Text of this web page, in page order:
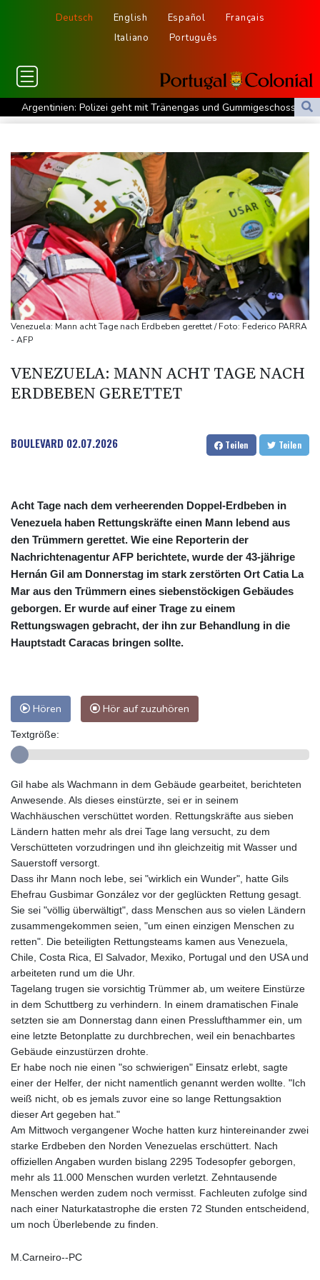
Deutsch English Español
Français
Italiano
Português
Argentinien: Polizei geht mit Tränengas und Gummigeschossen
gegen Proteste vor
Grindel erwartet nahendes Ende der Ära Infantino
Regierung will bei Klimaschutz vorerst nicht nachsteuern - Kritik
der Grünen
Hitze und Niedrigwasser: Städte- und Gemeindebund fordert
"nationalen Kraftakt"
Infantinos Investorenplan: FIFA-Experte fordert Aufarbeitung
Biathlon-Olympiasieger Jacquelin wird Teilzeit-Radprofi
Kircher: VAR nicht "zu kleinteilig" einsetzen
Kreise: Türkei will mit Pakistan und Saudi-Arabien
Sprengstoff-Drohne am Leipziger Flughafen:
Bundesanwaltschaft übernimmt Ermittlungen
Venezuela: Mann acht Tage nach Erdbeben gerettet / Foto: Federico PARRA
- AFP
VENEZUELA: MANN ACHT TAGE NACH
ERDBEBEN GERETTET
BOULEVARD 02.07.2026 Teilen Teilen
Acht Tage nach dem verheerenden Doppel-Erdbeben in
Venezuela haben Rettungskräfte einen Mann lebend aus
den Trümmern gerettet. Wie eine Reporterin der
Nachrichtenagentur AFP berichtete, wurde der 43-jährige
Hernán Gil am Donnerstag im stark zerstörten Ort Catia La
Mar aus den Trümmern eines siebenstöckigen Gebäudes
geborgen. Er wurde auf einer Trage zu einem
Rettungswagen gebracht, der ihn zur Behandlung in die
Hauptstadt Caracas bringen sollte.
Hören Hör auf zuzuhören
Textgröße:
Gil habe als Wachmann in dem Gebäude gearbeitet, berichteten
Anwesende. Als dieses einstürzte, sei er in seinem
Wachhäuschen verschüttet worden. Rettungskräfte aus sieben
Ländern hatten mehr als drei Tage lang versucht, zu dem
Verschütteten vorzudringen und ihn gleichzeitig mit Wasser und
Sauerstoff versorgt.
Dass ihr Mann noch lebe, sei "wirklich ein Wunder", hatte Gils
Ehefrau Gusbimar González vor der geglückten Rettung gesagt.
Sie sei "völlig überwältigt", dass Menschen aus so vielen Ländern
zusammengekommen seien, "um einen einzigen Menschen zu
retten". Die beteiligten Rettungsteams kamen aus Venezuela,
Chile, Costa Rica, El Salvador, Mexiko, Portugal und den USA und
arbeiteten rund um die Uhr.
Tagelang trugen sie vorsichtig Trümmer ab, um weitere Einstürze
in dem Schuttberg zu verhindern. In einem dramatischen Finale
setzten sie am Donnerstag dann einen Presslufthammer ein, um
eine letzte Betonplatte zu durchbrechen, weil ein benachbartes
Gebäude einzustürzen drohte.
Er habe noch nie einen "so schwierigen" Einsatz erlebt, sagte
einer der Helfer, der nicht namentlich genannt werden wollte. "Ich
weiß nicht, ob es jemals zuvor eine so lange Rettungsaktion
dieser Art gegeben hat."
Am Mittwoch vergangener Woche hatten kurz hintereinander zwei
starke Erdbeben den Norden Venezuelas erschüttert. Nach
offiziellen Angaben wurden bislang 2295 Todesopfer geborgen,
mehr als 11.000 Menschen wurden verletzt. Zehntausende
Menschen werden zudem noch vermisst. Fachleuten zufolge sind
nach einer Naturkatastrophe die ersten 72 Stunden entscheidend,
um noch Überlebende zu finden.
M.Carneiro--PC